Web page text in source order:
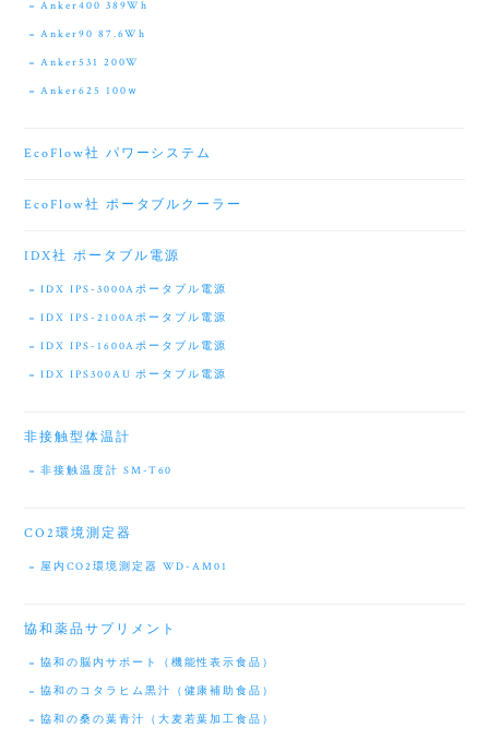
Anker400 389Wh
Anker90 87.6Wh
Anker531 200W
Anker625 100ｗ
EcoFlow社 パワーシステム
EcoFlow社 ポータブルクーラー
IDX社 ポータブル電源
IDX IPS-3000Aポータブル電源
IDX IPS-2100Aポータブル電源
IDX IPS-1600Aポータブル電源
IDX IPS300AU ポータブル電源
非接触型体温計
非接触温度計 SM-T60
CO2環境測定器
屋内CO2環境測定器 WD-AM01
協和薬品サプリメント
協和の脳内サポート（機能性表示食品）
協和のコタラヒム黒汁（健康補助食品）
協和の桑の葉青汁（大麦若葉加工食品）